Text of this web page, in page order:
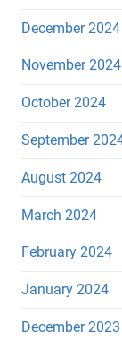
December 2024
November 2024
October 2024
September
August 2024
March 2024
February 2024
January 2024
December 2023